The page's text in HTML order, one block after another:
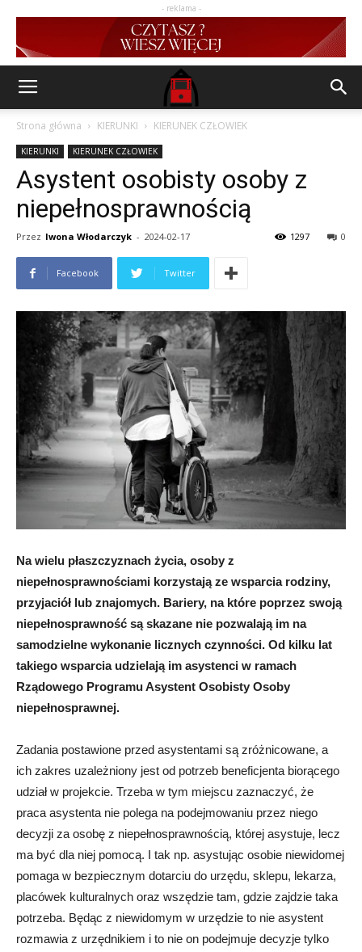
- reklama -
Strona główna KIERUNKI KIERUNEK CZŁOWIEK
KIERUNKI KIERUNEK CZŁOWIEK
Asystent osobisty osoby z
niepełnosprawnością
Przez Iwona Włodarczyk - 2024-02-17 0
1297
Facebook Twitter
Na wielu płaszczyznach życia, osoby z
niepełnosprawnościami korzystają ze wsparcia rodziny,
przyjaciół lub znajomych. Bariery, na które poprzez swoją
niepełnosprawność są skazane nie pozwalają im na
samodzielne wykonanie licznych czynności. Od kilku lat
takiego wsparcia udzielają im asystenci w ramach
Rządowego Programu Asystent Osobisty Osoby
niepełnosprawnej.
Zadania postawione przed asystentami są zróżnicowane, a
ich zakres uzależniony jest od potrzeb beneficjenta biorącego
udział w projekcie. Trzeba w tym miejscu zaznaczyć, że
praca asystenta nie polega na podejmowaniu przez niego
decyzji za osobę z niepełnosprawnością, której asystuje, lecz
ma być dla niej pomocą. I tak np. asystując osobie niewidomej
pomaga w bezpiecznym dotarciu do urzędu, sklepu, lekarza,
placówek kulturalnych oraz wszędzie tam, gdzie zajdzie taka
potrzeba. Będąc z niewidomym w urzędzie to nie asystent
rozmawia z urzędnikiem i to nie on podejmuje decyzje tylko